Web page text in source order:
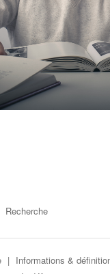
Recherche
| Informations &